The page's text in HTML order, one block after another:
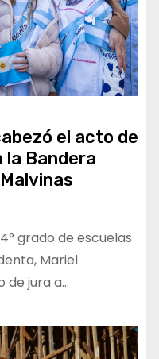
el acto de
la Bandera
grado de escuelas
Mariel
de jura a…